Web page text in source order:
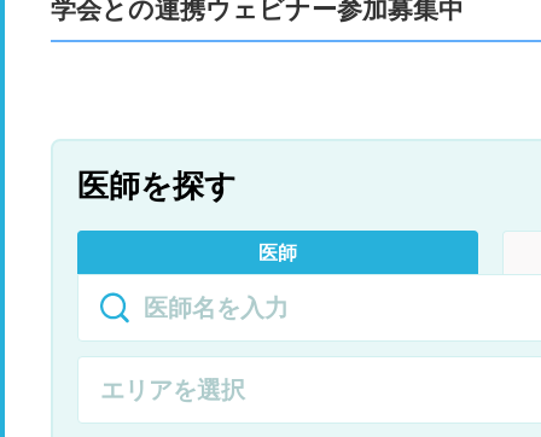
学会との連携ウェビナー参加募集中
医師を探す
医師